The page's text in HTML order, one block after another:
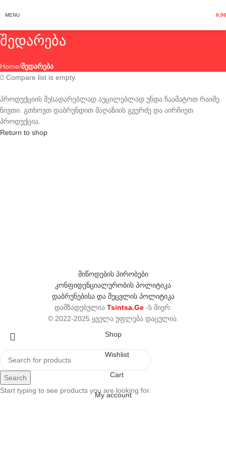
MENU
შედარება
Home შედარება
Compare list is empty.
პროდუქციის შესადარებლად აუცილებლად უნდა ჩაამატოთ რაიმე
ნივთი. გთხოვთ დაბრუნდით მაღაზიის გვერძე და აირჩიეთ
პროდუქცია.
Return to shop
მიწოდების პირობები
კონფიდენციალურობის პოლიტიკა
დაბრუნებისა და შეცვლის პოლიტიკა
დამზადებულია Tsintsa.Ge -ს მიერ.
© 2022-2025 ყველა უფლება დაცულია.
Search
Start typing to see products you are looking for.
Shop
Wishlist
Cart
My account